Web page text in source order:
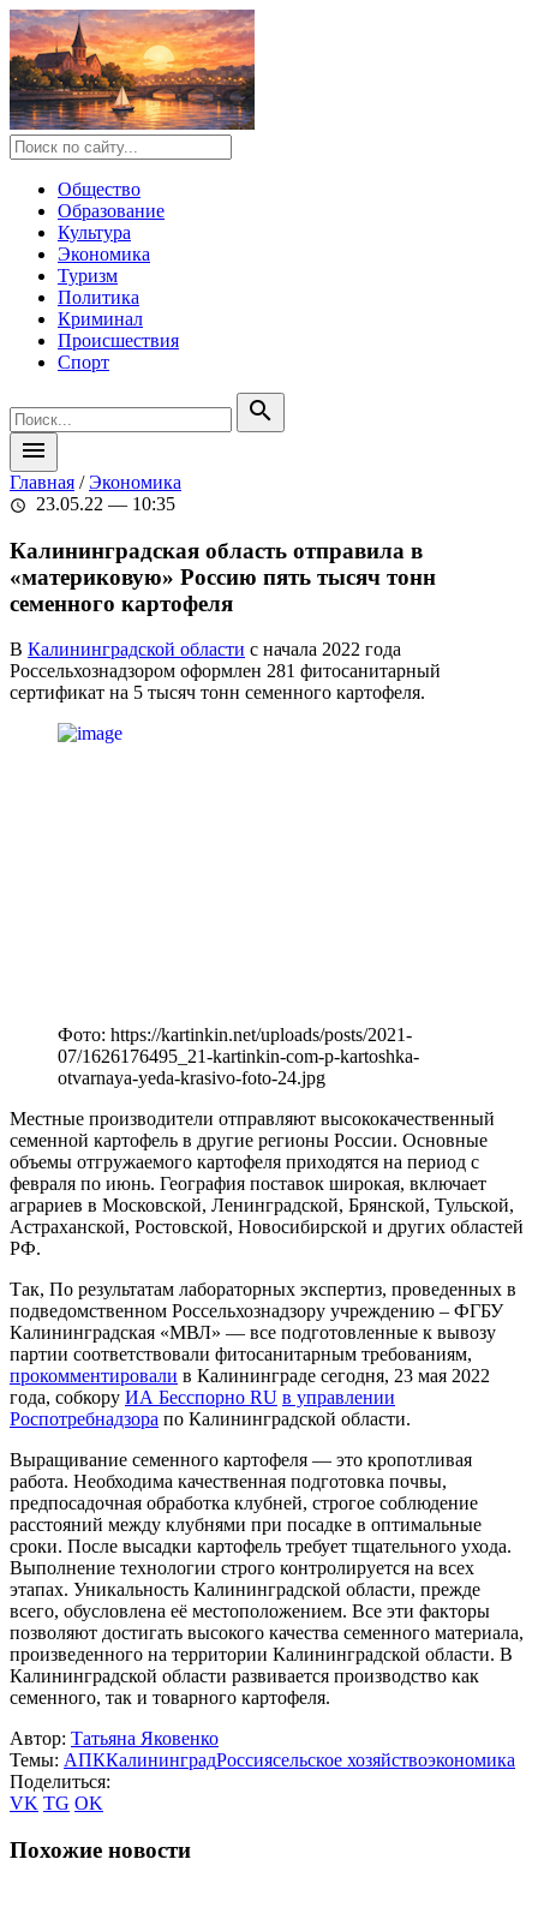
Общество
Образование
Культура
Экономика
Туризм
Политика
Криминал
Происшествия
Спорт
search
menu
Главная /Экономика
schedule 23.05.22 — 10:35
Калининградская область отправила в
«материковую» Россию пять тысяч тонн
семенного картофеля
В Калининградской области с начала 2022 года
Россельхознадзором оформлен 281 фитосанитарный
сертификат на 5 тысяч тонн семенного картофеля.
Фото: https://kartinkin.net/uploads/posts/2021-
07/1626176495_21-kartinkin-com-p-kartoshka-
otvarnaya-yeda-krasivo-foto-24.jpg
Местные производители отправляют высококачественный
семенной картофель в другие регионы России. Основные
объемы отгружаемого картофеля приходятся на период с
февраля по июнь. География поставок широкая, включает
аграриев в Московской, Ленинградской, Брянской, Тульской,
Астраханской, Ростовской, Новосибирской и других областей
РФ.
Так, По результатам лабораторных экспертиз, проведенных в
подведомственном Россельхознадзору учреждению – ФГБУ
Калининградская «МВЛ» — все подготовленные к вывозу
партии соответствовали фитосанитарным требованиям,
прокомментировали в Калининграде сегодня, 23 мая 2022
года, собкору ИА Бесспорно RU в управлении
Роспотребнадзора по Калининградской области.
Выращивание семенного картофеля — это кропотливая
работа. Необходима качественная подготовка почвы,
предпосадочная обработка клубней, строгое соблюдение
расстояний между клубнями при посадке в оптимальные
сроки. После высадки картофель требует тщательного ухода.
Выполнение технологии строго контролируется на всех
этапах. Уникальность Калининградской области, прежде
всего, обусловлена её местоположением. Все эти факторы
позволяют достигать высокого качества семенного материала,
произведенного на территории Калининградской области. В
Калининградской области развивается производство как
семенного, так и товарного картофеля.
Автор: Татьяна Яковенко
Темы: АПККалининградРоссиясельское хозяйствоэкономика
Поделиться:
VK TG OK
Похожие новости